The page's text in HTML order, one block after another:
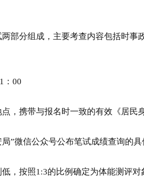
分组成，主要考查内容包括时事
：00
携带与报名时一致的有效《居民
微信公众号公布笔试成绩查询的具
按照1:3的比例确定为体能测评对